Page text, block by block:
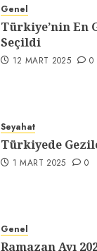
Seçildi
12 MART 2025 0
1 MART 2025
Atmosfer ve
28 ŞUBAT 2025 0
Genel
Türkiye’nin En
Seçildi
12 MART 2025 0
Seyahat
Türkiyede
1 MART 2025 0
Genel
Ramazan Ayı